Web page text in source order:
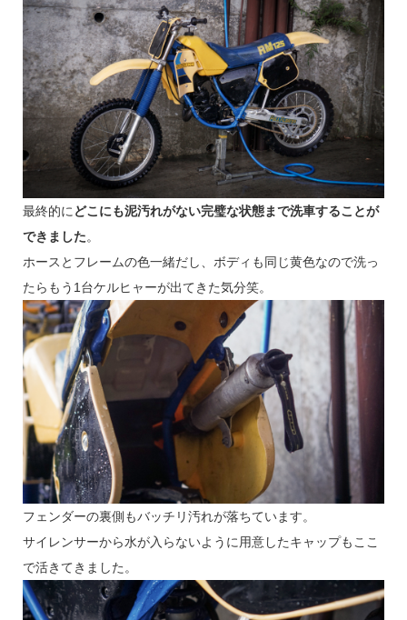
最終的に どこにも泥汚れがない完璧な状態まで洗車することが
できました。
ホースとフレームの色一緒だし、ボディも同じ黄色なので洗っ
たらもう1台ケルヒャーが出てきた気分笑。
フェンダーの裏側もバッチリ汚れが落ちています。
サイレンサーから水が入らないように用意したキャップもここ
で活きてきました。